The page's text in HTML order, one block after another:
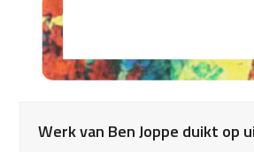
Werk van Ben Joppe duikt op